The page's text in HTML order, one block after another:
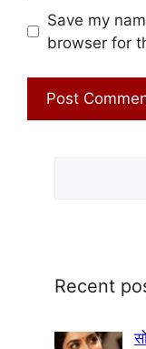
Save my
browser for
Recent